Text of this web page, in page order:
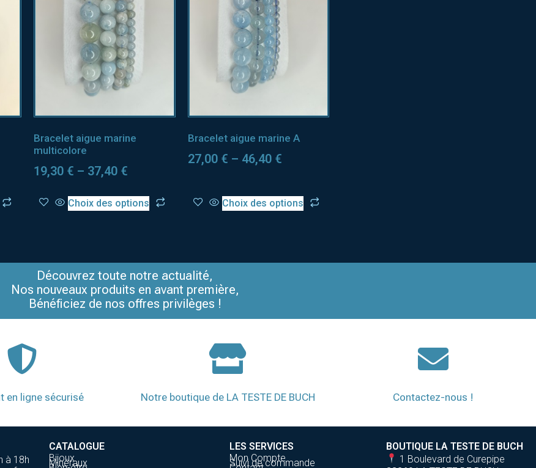
Bracelet aigue marine
multicolore
19,30 € – 37,40 €
Choix des options
Bracelet aigue marine A
27,00 € – 46,40 €
Choix des options
Découvrez toute notre actualité,
Nos nouveaux produits en avant première,
Bénéficiez de nos offres privilèges !
en ligne sécurisé Notre boutique de LA TESTE DE BUCH Contactez-nous !
à 18h
CATALOGUE
Bijoux
Minéraux
LES SERVICES
Mon Compte
Suivi de commande
BOUTIQUE LA TESTE DE BUCH
1 Boulevard de Curepipe